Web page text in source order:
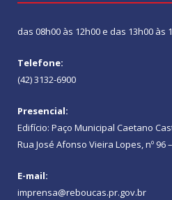
das 08h00 às 12h00 e das 13h00 às
Telefone:
(42) 3132-6900
Presencial:
Edifício: Paço Municipal Caetano
Rua José Afonso Vieira Lopes, nº 96
E-mail:
imprensa@reboucas.pr.gov.br